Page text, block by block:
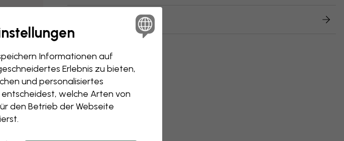
Versand und Retouren
Informationen auf
Erlebnis zu bieten,
und personalisiertes
welche Arten von
den Betrieb der Webseite